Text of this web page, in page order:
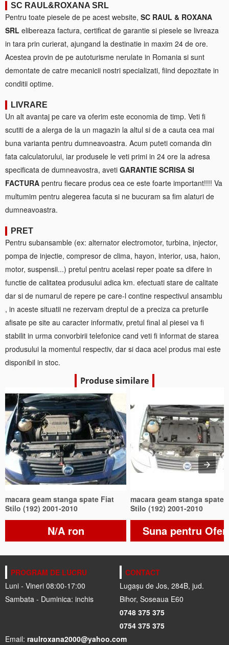
SC RAUL&ROXANA SRL
Pentru toate piesele de pe acest website, SC RAUL & ROXANA
SRL elibereaza factura, certificat de garantie si piesele se livreaza
in tara prin curierat, ajungand la destinatie in maxim 24 de ore.
Acestea provin de pe autoturisme nerulate in Romania si sunt
demontate de catre mecanicii nostri specializati, fiind depozitate in
conditii optime.
LIVRARE
Un alt avantaj pe care va oferim este economia de timp. Veti fi
scutiti de a alerga de la un magazin la altul si de a cauta cea mai
buna varianta pentru dumneavoastra. Acum puteti comanda din
fata calculatorului, iar produsele le veti primi in 24 ore la adresa
specificata de dumneavostra, aveti GARANTIE SCRISA SI
FACTURA pentru fiecare produs cea ce este foarte important!!!! Va
multumim pentru alegerea facuta si ne bucuram sa fim alaturi de
dumneavoastra.
PRET
Pentru subansamble (ex: alternator electromotor, turbina, injector,
pompa de injectie, compresor de clima, hayon, interior, usa, haion,
motor, suspensii...) pretul pentru acelasi reper poate sa difere in
functie de calitatea produsului adica km. efectuati stare de calitate
dar si de numarul de repere pe care-l contine respectivul ansamblu
, in aceste situatii ne rezervam dreptul de a preciza ca preturile
afisate pe site au caracter informativ, pretul final al piesei va fi
stabilit in urma convorbirii telefonice cand veti fi informat de starea
produsului la momentul respectiv, dar si daca acel produs mai este
disponibil in stoc.
Produse similare
macara geam stanga spate Fiat
Stilo (192) 2001-2010
N/A ron
macara geam stanga spate
Stilo (192) 2001-2010
Suna pentru
PROGRAM DE LUCRU
Luni - Vineri 08:00-17:00
Sambata - Duminica: inchis
CONTACT
Lugașu de Jos, 284B, jud.
Bihor, Soseaua E60
0748 375 375
0754 375 375
Email: raulroxana2000@yahoo.com